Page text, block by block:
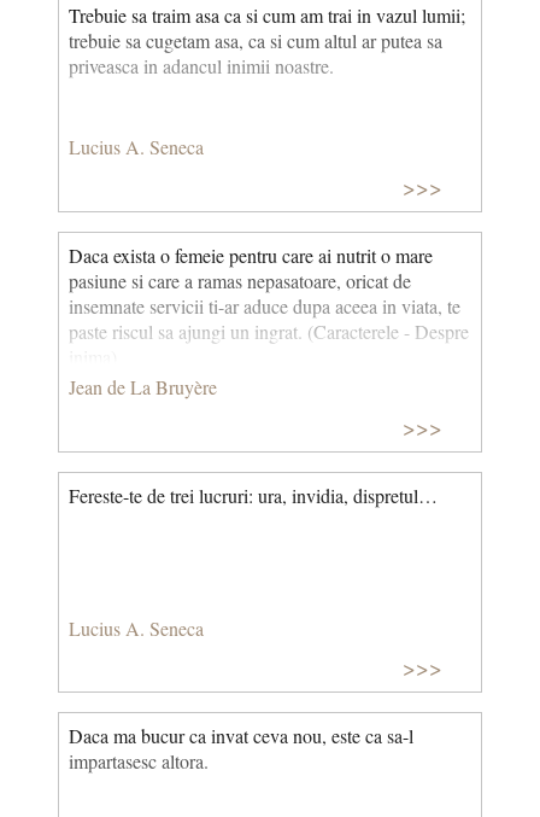
Trebuie sa traim asa ca si cum am trai in vazul lumii;
trebuie sa cugetam asa, ca si cum altul ar putea sa
priveasca in adancul inimii noastre.
Lucius A. Seneca
>>>
Daca exista o femeie pentru care ai nutrit o mare
pasiune si care a ramas nepasatoare, oricat de
insemnate servicii ti-ar aduce dupa aceea in viata, te
paste riscul sa ajungi un ingrat. (Caracterele - Despre
Jean de La Bruyère
>>>
Fereste-te de trei lucruri: ura, invidia, dispretul…
Lucius A. Seneca
>>>
Daca ma bucur ca invat ceva nou, este ca sa-l
impartasesc altora.